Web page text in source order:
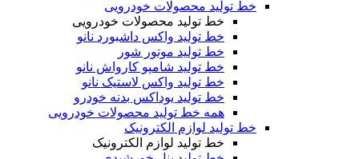
خط تولید محصولات خودرویی
خط تولید محصولات خودرویی
خط تولید واکس داشبورد نانو
خط تولید موتور شور
خط تولید شامپو کارواش نانو
خط تولید واکس لاستیک نانو
خط تولید یوداکس بدنه خودرو
همه خط تولید محصولات خودرویی
خط تولید لوازم الکترونیک
خط تولید لوازم الکترونیک